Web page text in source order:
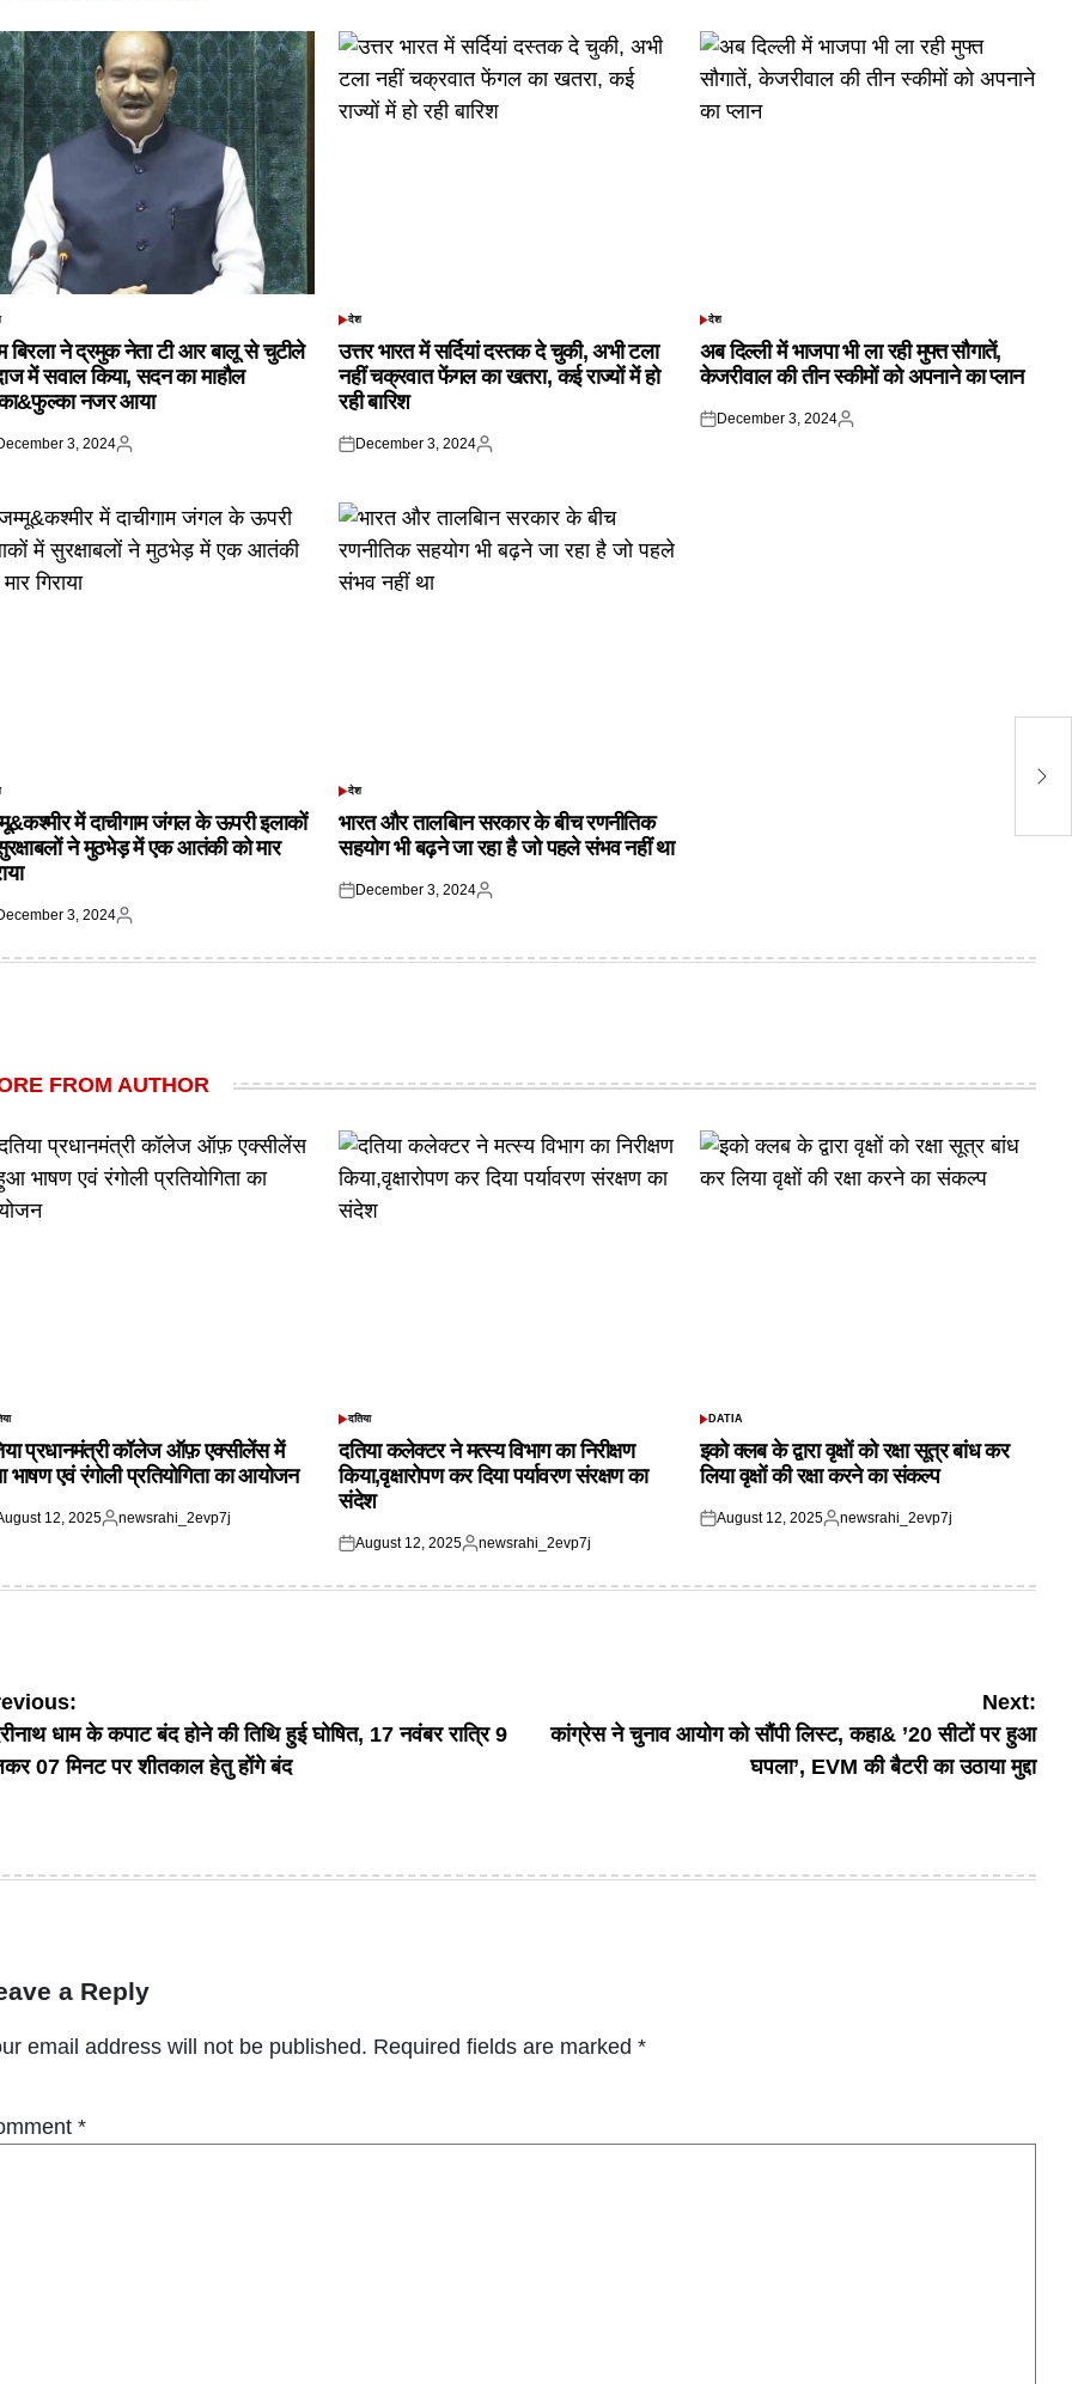
बिरला ने द्रमुक नेता टी आर बालू से चुटीले
में सवाल किया, सदन का माहौल
नजर आया
3, 2024
Posted
POSTED
देश
उत्तर भारत में सर्दियां दस्तक दे चुकी, अभी टला
नहीं चक्रवात फेंगल का खतरा, कई राज्यों में हो
रही बारिश
Posted
December 3, 2024
Posted
POSTED
देश
अब दिल्ली में भाजपा भी ला रही मुफ्त सौगातें,
केजरीवाल की तीन स्कीमों को अपनाने का प्लान
Posted
December 3, 2024
Posted
में दाचीगाम जंगल के ऊपरी इलाकों
ने मुठभेड़ में एक आतंकी को मार
3, 2024
Posted
POSTED
देश
भारत और तालबिान सरकार के बीच रणनीतिक
सहयोग भी बढ़ने जा रहा है जो पहले संभव नहीं था
Posted
December 3, 2024
Posted
FROM AUTHOR
प्रधानमंत्री कॉलेज ऑफ़ एक्सीलेंस में
एवं रंगोली प्रतियोगिता का आयोजन
12, 2025
Posted
newsrahi_2evp7j
POSTED
दतिया
दतिया कलेक्टर ने मत्स्य विभाग का निरीक्षण
किया,वृक्षारोपण कर दिया पर्यावरण संरक्षण का
संदेश
Posted
August 12, 2025
Posted
newsrahi_2evp7j
POSTED
DATIA
इको क्लब के द्वारा वृक्षों को रक्षा सूत्र बांध कर
लिया वृक्षों की रक्षा करने का संकल्प
Posted
August 12, 2025
Posted
newsrahi_2evp7j
धाम के कपाट बंद होने की तिथि हुई घोषित, 17 नवंबर रात्रि 9
07 मिनट पर शीतकाल हेतु होंगे बंद
Next:
कांग्रेस ने चुनाव आयोग को सौंपी लिस्ट, कहा& ’20 सीटों पर हुआ
घपला’, EVM की बैटरी का उठाया मुद्दा
a Reply
email address will not be published. Required fields are marked *
*